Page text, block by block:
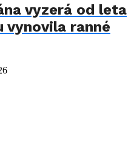
vyzerá od leta
vynovila ranné